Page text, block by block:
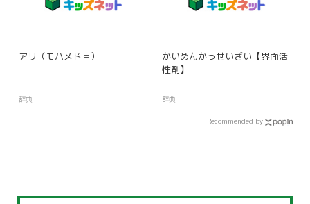
アリ（モハメド＝）
辞典
かいめんかっせいざい【界面活
性剤】
辞典
Recommended by